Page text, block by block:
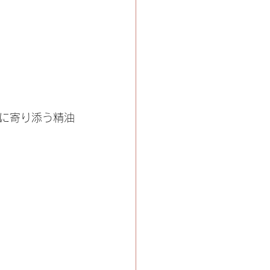
寄り添う精油